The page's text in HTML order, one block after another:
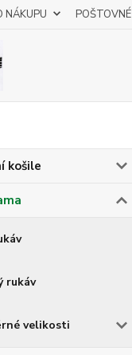
NÁKUPU POŠTOVNÉ
košile
rukáv
velikosti